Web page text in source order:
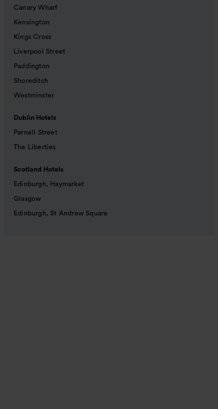
Canary Wharf
Kensington
Kings Cross
Liverpool Street
Paddington
Shoreditch
Westminster
Dublin Hotels
Parnell Street
The Liberties
Scotland Hotels
Edinburgh, Haymarket
Glasgow
Edinburgh, St Andrew Square